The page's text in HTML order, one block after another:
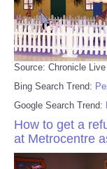
Source: Chronicle Live
Bing Search Trend:
Google Search Trend:
How to get a
at Metrocentre